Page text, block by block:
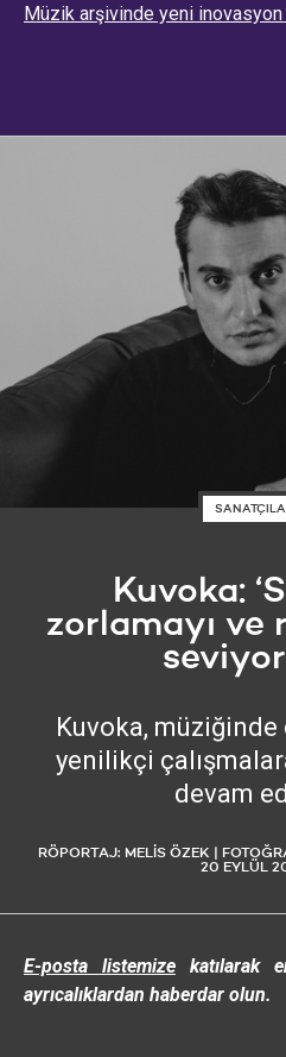
Müzik arşivinde yeni
Kuvoka:
zorlamayı ve
Kuvoka,
yenilikçi
devam
RÖPORTAJ: MELİS ÖZEK |
20 EYLÜL
E-posta listemizekatılarak
ayrıcalıklardan haberdar olun.